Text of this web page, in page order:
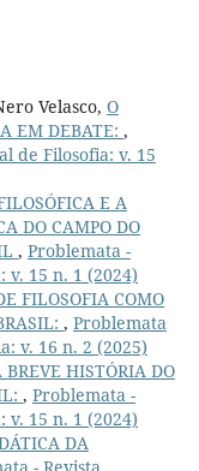
Velasco, O
EM DEBATE: ,
de Filosofia: v. 15
E A
DO CAMPO DO
, Problemata -
v. 15 n. 1 (2024)
FILOSOFIA COMO
, Problemata
v. 16 n. 2 (2025)
BREVE HISTÓRIA DO
, Problemata -
v. 15 n. 1 (2024)
DA